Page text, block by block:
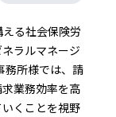
る社会保険労
ラルマネージ
務所様では、請
業務効率を高
くことを視野